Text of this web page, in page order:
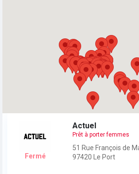
Fermé
Actuel
Prêt à porter femmes
51 Rue François de
97420
Le Port